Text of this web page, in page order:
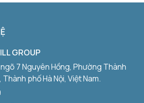
GROUP
7 Nguyên Hồng, Phường Thành
phố Hà Nội, Việt Nam.